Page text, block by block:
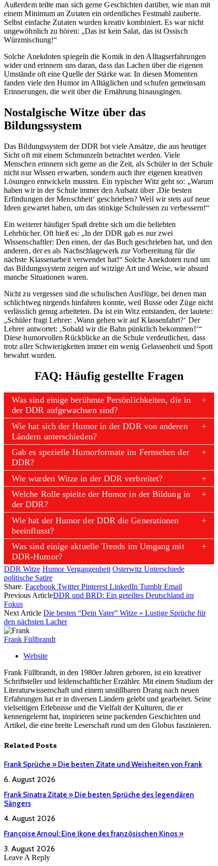
Außerdem teilte man sich gerne Geschichten darüber, wie man mit
einem Minimum an Zutaten ein ordentliches Festmahl zauberte.
Selbst einfache Zutaten wurden kreativ kombiniert. Es war nicht
ungewöhnlich zu hören: „Das ist kein Salat, das ist Ossisch
Würzmischung!“
Solche Anekdoten spiegeln die Komik in den Alltagserfahrungen
wider und erinnern uns daran, dass das Lachen über die eigenen
Umstände oft eine Quelle der Stärke war. In diesen Momenten
fanden viele den Humor im Alltäglichen und schufen gemeinsam
Erinnerungen, die weit über die Ernährung hinausgingen.
Nostalgische Witze über das
Bildungssystem
Das Bildungssystem der DDR bot viele Ansätze, die aus heutiger
Sicht oft mit einem Schmunzeln betrachtet werden. Viele
Menschen erinnern sich gerne an die Zeit, als Schüler in der Schule
nicht nur Wissen erwarben, sondern auch ihre eigenen kreativen
Lösungen entwickeln mussten. Ein typischer Witz geht so: „Warum
haben wir in der Schule immer den Aufsatz über ‚Die besten
Erfindungen der Menschheit‘ geschrieben? Weil wir stets auf neue
Ideen gewartet haben, um das stinkige Schulessen zu verbessern!“
Ein weiterer häufiger Spaß drehte sich um die beliebten
Lehrbücher. Oft hieß es: „In der DDR gab es nur zwei
Wissenschaftler: Den einen, der das Buch geschrieben hat, und den
anderen, der es als Nachschlagewerk zur Vorbereitung für die
nächste Klassenarbeit verwendet hat!“ Solche Anekdoten rund um
das Bildungssystem zeigen auf witzige Art und Weise, wie absurd
manche Situationen waren.
Nicht zu vergessen sind die schulischen Ausflüge, bei denen man
schlichtweg nirgends hinfahren konnte, weil Busse oder Züge nicht
verlässlich genug arbeiteten. Da ist ein Witz entstanden, der lautete:
„Schüler fragt Lehrer: ‚Wann gehen wir auf Klassenfahrt?‘ Der
Lehrer antwortet: ‚Sobald wir die Bahn pünktlich bekommen!‘“
Diese humorvollen Rückblicke an die Schule verdeutlichen, dass
trotz aller Schwierigkeiten immer ein wenig Gelassenheit und Spott
bewahrt wurden.
FAQ: Häufig gestellte Fragen
Was sind einige berühmte Persönlichkeiten, die in
der DDR aufgewachsen sind?
Wie hat sich der Humor in der DDR von anderen
Ländern unterschieden?
Gab es spezielle Humorformate im Fernsehen der
DDR?
Wie wurden Witze in der DDR verbreitet?
Welche Rolle spielte der Humor in der Bildung in
der DDR?
Wie hat der Humor der DDR die Generationen
beeinflusst?
Was sind einige aktuelle Trends im Umgang mit
DDR-Humor?
DDR Witze Humor Vergangenheit Osterwitz Unterschiede
politische Satire
Share. Facebook Twitter Pinterest LinkedIn Tumblr Email
Previous ArticleDDR und BRD: Ein geteiltes Deutschland im
Fokus
Next Article Die besten “Dein Vater” Witze » Lustige Sprüche für
den nächsten Lacher
Frank Füllbrandt
Website
Frank Füllbrandt, in den 1980er Jahren geboren, ist ein kreativer
Schriftsteller und leidenschaftlicher Erzähler. Mit einem Studium der
Literaturwissenschaft und einem unstillbaren Drang nach neuen
Erfahrungen hat er in diversen Ländern gelebt und gearbeitet. Seine
vielseitigen Erlebnisse und die Vielfalt der Kulturen, die er
kennengelernt hat, inspirieren seine packenden Geschichten und
Artikel, die eine breite Leserschaft rund um den Globus faszinieren.
Related Posts
Frank Sprüche » Die besten Zitate und Weisheiten von Frank
6. August 2026
Frank Sinatra Zitate » Die besten Sprüche des legendären
Sängers
4. August 2026
Françoise Arnoul: Eine Ikone des französischen Kinos »
3. August 2026
Leave A Reply